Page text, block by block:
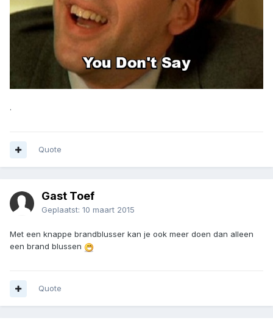
.
Quote
Gast Toef
Geplaatst: 10 maart 2015
Met een knappe brandblusser kan je ook meer doen dan alleen
een brand blussen
Quote